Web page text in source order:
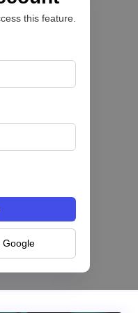
this feature.
Google
tu programa de
Pomelo